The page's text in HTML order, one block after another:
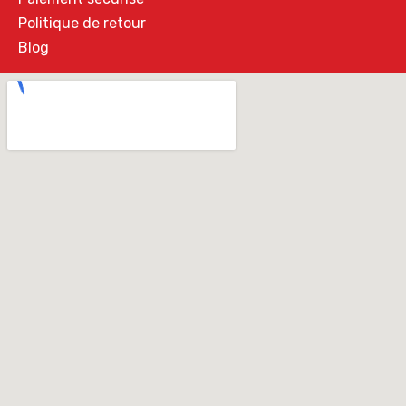
Politique de retour
Blog